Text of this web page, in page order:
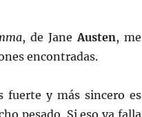
, de Jane Austen, me
encontradas.
fuerte y más sincero es
pesado. Si eso ya falla